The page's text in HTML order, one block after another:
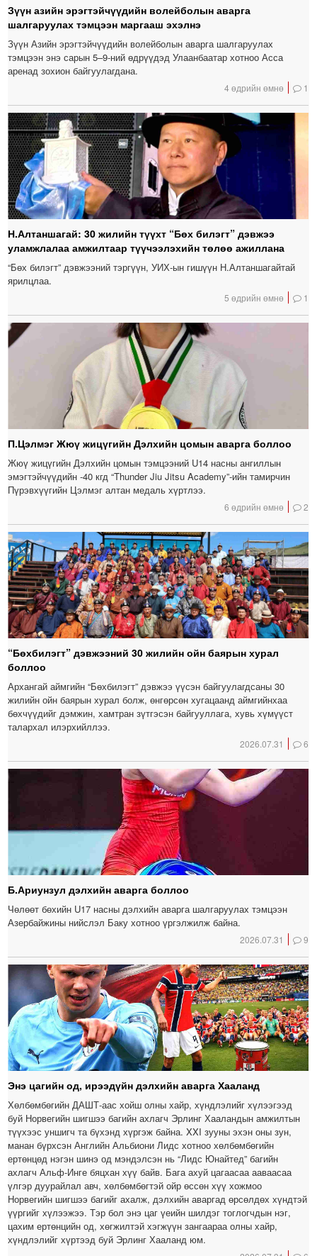
Зүүн азийн эрэгтэйчүүдийн волейболын аварга
шалгаруулах тэмцээн маргааш эхэлнэ
Зүүн Азийн эрэгтэйчүүдийн волейболын аварга шалгаруулах
тэмцээн энэ сарын 5–9-ний өдрүүдэд Улаанбаатар хотноо Асса
аренад зохион байгуулагдана.
4 өдрийн өмнө 1
Н.Алтаншагай: 30 жилийн түүхт “Бөх билэгт” дэвжээ
уламжлалаа амжилтаар түүчээлэхийн төлөө ажиллана
“Бөх билэгт” дэвжээний тэргүүн, УИХ-ын гишүүн Н.Алтаншагайтай
ярилцлаа.
5 өдрийн өмнө 1
П.Цэлмэг Жюү жицүгийн Дэлхийн цомын аварга боллоо
Жюү жицүгийн Дэлхийн цомын тэмцээний U14 насны ангиллын
эмэгтэйчүүдийн -40 кгд “Thunder Jiu Jitsu Academy”-ийн тамирчин
Пүрэвхүүгийн Цэлмэг алтан медаль хүртлээ.
6 өдрийн өмнө 2
“Бөхбилэгт” дэвжээний 30 жилийн ойн баярын хурал
боллоо
Архангай аймгийн “Бөхбилэгт” дэвжээ үүсэн байгуулагдсаны 30
жилийн ойн баярын хурал болж, өнгөрсөн хугацаанд аймгийнхаа
бөхчүүдийг дэмжин, хамтран зүтгэсэн байгууллага, хувь хүмүүст
талархал илэрхийллээ.
2026.07.31 6
Б.Ариунзул дэлхийн аварга боллоо
Чөлөөт бөхийн U17 насны дэлхийн аварга шалгаруулах тэмцээн
Азербайжины нийслэл Баку хотноо үргэлжилж байна.
2026.07.31 9
Энэ цагийн од, ирээдүйн дэлхийн аварга Хааланд
Хөлбөмбөгийн ДАШТ-аас хойш олны хайр, хүндлэлийг хүлээгээд
буй Норвегийн шигшээ багийн ахлагч Эрлинг Хааландын амжилтын
түүхээс уншигч та бүхэнд хүргэж байна. XXI зууны эхэн оны зун,
манан бүрхсэн Английн Альбиони Лидс хотноо хөлбөмбөгийн
ертөнцөд нэгэн шинэ од мэндэлсэн нь “Лидс Юнайтед” багийн
ахлагч Альф-Инге бяцхан хүү байв. Бага ахуй цагаасаа ааваасаа
үлгэр дуурайлал авч, хөлбөмбөгтэй ойр өссөн хүү хожмоо
Норвегийн шигшээ багийг ахалж, дэлхийн аваргад өрсөлдөх хүндтэй
үүргийг хүлээжээ. Тэр бол энэ цаг үеийн шилдэг тоглогчдын нэг,
цахим ертөнцийн од, хөгжилтэй хэгжүүн зангаараа олны хайр,
хүндлэлийг хүртээд буй Эрлинг Хааланд юм.